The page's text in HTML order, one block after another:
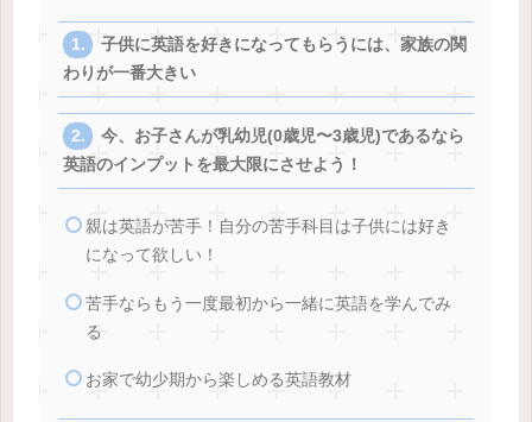
子供に英語を好きになってもらうには、家族の関
わりが一番大きい
今、お子さんが乳幼児(0歳児〜3歳児)であるなら
英語のインプットを最大限にさせよう！
親は英語が苦手！自分の苦手科目は子供には好き
になって欲しい！
苦手ならもう一度最初から一緒に英語を学んでみ
る
お家で幼少期から楽しめる英語教材